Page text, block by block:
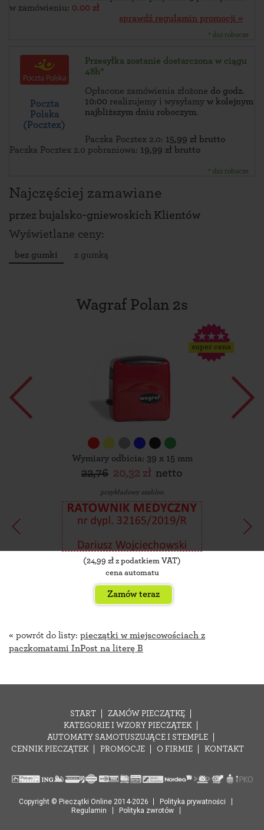
w zamówieniu: 0.00 zł
sprawdź regulamin promocji »
* dni robocze
Poczta
Polska
(Pocztex)
Przesyłka zostanie dostarczona w ciągu
48h*
Opłacone zamówienia złożone do godz.
10:00 realizujemy i wysyłamy w kolejnym
najbliższym dniu roboczym.
Paczka Pocztex 2.0: 15,99 zł brutto
Paczka Pocztex 2.0 pobraniowa: 19,99 zł brutto
* dni robocze
Najczęściej zamawiane
przez bujalsko-gniewoskich Klientów
Wyświetlane ceny:
bez gumki z gumką
Wagraf Polan 2s
super cena
Wymiary odbicia: 39 x 15 mm
22,76 20,32 zł netto
przykładowy szablon
(24,99 zł z podatkiem VAT)
cena automatu
Zamów teraz
« powrót do listy: pieczątki w miejscowościach z
paczkomatami InPost na literę B
START
ZAMÓW PIECZĄTKĘ
KATEGORIE I WZORY PIECZĄTEK
AUTOMATY SAMOTUSZUJĄCE I STEMPLE
CENNIK PIECZĄTEK
PROMOCJE O FIRMIE KONTAKT
Copyright © Pieczątki Online 2014-2026
Polityka prywatności
Regulamin
Polityka zwrotów